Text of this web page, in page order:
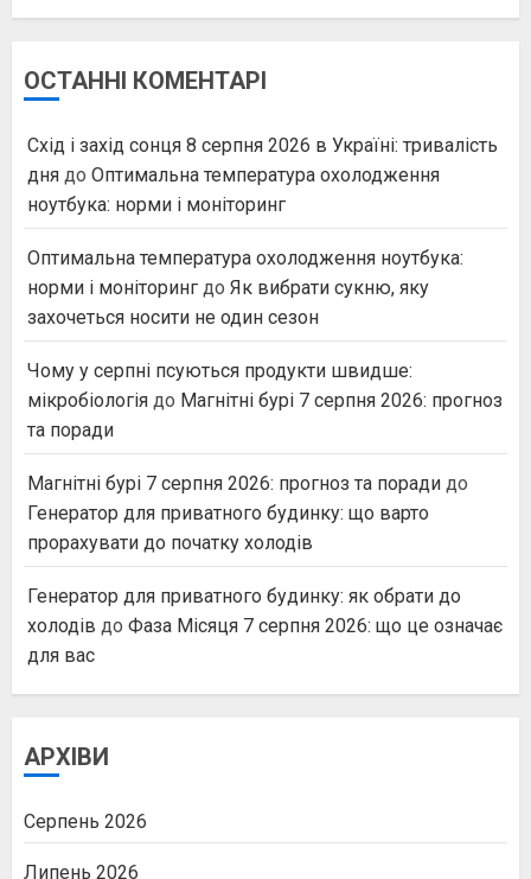
ОСТАННІ КОМЕНТАРІ
Схід і захід сонця 8 серпня 2026 в Україні: тривалість
дня до Оптимальна температура охолодження
ноутбука: норми і моніторинг
Оптимальна температура охолодження ноутбука:
норми і моніторинг до Як вибрати сукню, яку
захочеться носити не один сезон
Чому у серпні псуються продукти швидше:
мікробіологія до Магнітні бурі 7 серпня 2026: прогноз
та поради
Магнітні бурі 7 серпня 2026: прогноз та поради до
Генератор для приватного будинку: що варто
прорахувати до початку холодів
Генератор для приватного будинку: як обрати до
холодів до Фаза Місяця 7 серпня 2026: що це означає
для вас
АРХІВИ
Серпень 2026
Липень 2026